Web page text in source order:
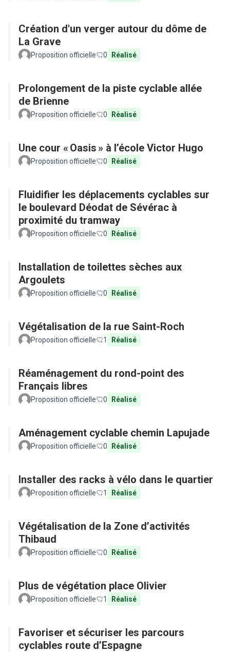
Création d'un verger autour du dôme de
La Grave
Proposition officielle 0 Réalisé
Prolongement de la piste cyclable allée
de Brienne
Proposition officielle 0 Réalisé
Une cour « Oasis » à l’école Victor Hugo
Proposition officielle 0 Réalisé
Fluidifier les déplacements cyclables sur
le boulevard Déodat de Sévérac à
proximité du tramway
Proposition officielle 0 Réalisé
Installation de toilettes sèches aux
Argoulets
Proposition officielle 0 Réalisé
Végétalisation de la rue Saint-Roch
Proposition officielle 1 Réalisé
Réaménagement du rond-point des
Français libres
Proposition officielle 0 Réalisé
Aménagement cyclable chemin Lapujade
Proposition officielle 0 Réalisé
Installer des racks à vélo dans le quartier
Proposition officielle 1 Réalisé
Végétalisation de la Zone d’activités
Thibaud
Proposition officielle 0 Réalisé
Plus de végétation place Olivier
Proposition officielle 1 Réalisé
Favoriser et sécuriser les parcours
cyclables route d’Espagne